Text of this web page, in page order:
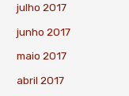
julho 2017
junho 2017
maio 2017
abril 2017